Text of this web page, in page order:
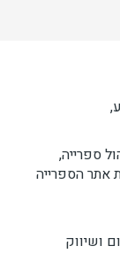
ספרייה,
אתר הספרייה
ושיווק